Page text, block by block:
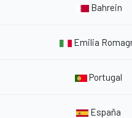
Bahrein
Emilia
Portugal
España